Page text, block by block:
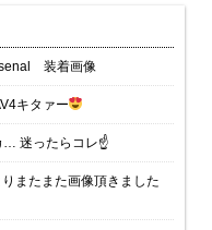
装着画像
キタァー
… 迷ったらコレ☝️
またまた画像頂きました